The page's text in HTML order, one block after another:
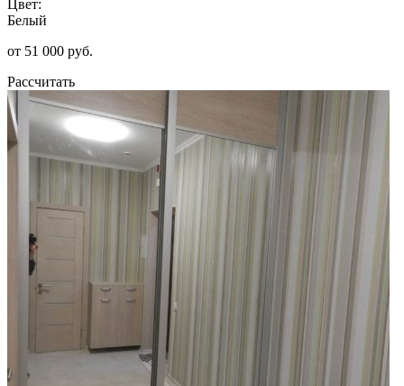
Цвет:
Белый
от 51 000 руб.
Рассчитать